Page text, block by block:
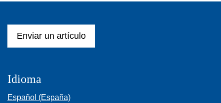
Enviar un artículo
Idioma
Español (España)